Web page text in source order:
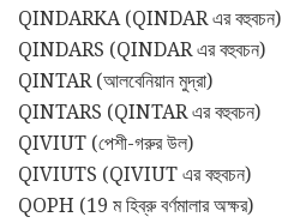
QINDARKA (QINDAR এর বহুবচন)
QINDARS (QINDAR এর বহুবচন)
QINTAR (আলবেনিয়ান মুদ্রা)
QINTARS (QINTAR এর বহুবচন)
QIVIUT (পেশী-গরুর উল)
QIVIUTS (QIVIUT এর বহুবচন)
QOPH (19 ম হিব্রু বর্ণমালার অক্ষর)